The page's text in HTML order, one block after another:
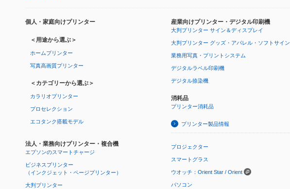
個人・家庭向けプリンター
＜用途から選ぶ＞
ホームプリンター
写真高画質プリンター
＜カテゴリーから選ぶ＞
カラリオプリンター
プロセレクション
エコタンク搭載モデル
法人・業務向けプリンター・複合機
エプソンのスマートチャージ
ビジネスプリンター
（インクジェット・ページプリンター）
大判プリンター
産業向けプリンター・デジタル印刷機
大判プリンター サイン＆ディスプレイ
大判プリンター グッズ・アパレル・ソフトサイン
業務用写真・プリントシステム
デジタルラベル印刷機
デジタル捺染機
消耗品
プリンター消耗品
プリンター製品情報
プロジェクター
スマートグラス
ウオッチ：Orient Star / Orient
パソコン